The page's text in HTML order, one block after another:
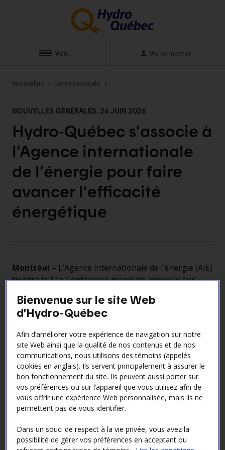
Menu Me connecter
Nouvelles Communiqués
NOUVELLES GÉNÉRALES, 26 JUIN 2026
Hydro‑Québec s’associe à
l’Agence internationale
de l’énergie pour faire
avancer l’efficacité
énergétique
Montréal – L’Agence internationale de l’énergie (AIE)
tiendra la 11e Conférence mondiale annuelle sur
Montréal, les 29 et 30 juin. Hydro‑Québec agit à titre
de partenaire de l’événement, qui réunira des
des représentants de l’industrie du monde entier
autour d’un objectif commun : accélérer les progrès
en efficacité énergétique.
La conférence mettra en lumière le rôle central de
l’efficacité énergétique comme levier de
développement durable et de résilience énergétique.
Les discussions porteront notamment sur les
politiques publiques, les innovations technologiques
et les meilleures pratiques permettant d’optimiser
Bienvenue sur le site Web
d’Hydro-Québec
Afin d’améliorer votre expérience de navigation sur notre
site Web ainsi que la qualité de nos contenus et de nos
communications, nous utilisons des témoins (appelés
cookies en anglais). Ils servent principalement à assurer le
bon fonctionnement du site. Ils peuvent aussi porter sur
vos préférences ou sur l’appareil que vous utilisez afin de
vous offrir une expérience Web personnalisée, mais ils ne
permettent pas de vous identifier.
Dans un souci de respect à la vie privée, vous avez la
possibilité de gérer vos préférences en acceptant ou